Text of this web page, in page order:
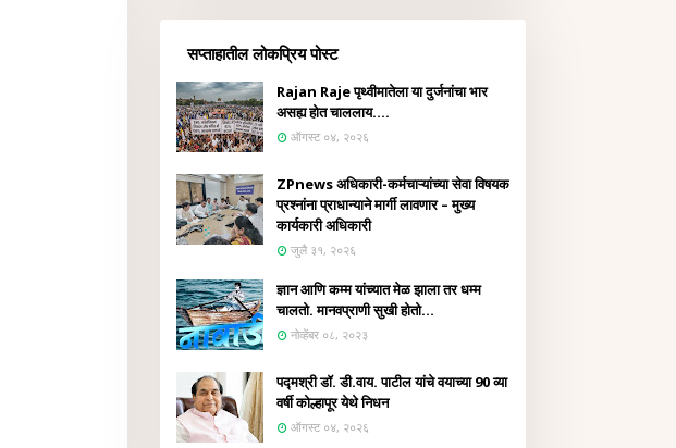
सप्ताहातील लोकप्रिय पोस्ट
Rajan Raje पृथ्वीमातेला या दुर्जनांचा भार
असह्य होत चाललाय....
ऑगस्ट ०४, २०२६
ZPnews अधिकारी-कर्मचाऱ्यांच्या सेवा विषयक
प्रश्नांना प्राधान्याने मार्गी लावणार – मुख्य
कार्यकारी अधिकारी
जुलै ३१, २०२६
ज्ञान आणि कम्म यांच्यात मेळ झाला तर धम्म
चालतो. मानवप्राणी सुखी होतो...
नोव्हेंबर ०८, २०२३
पद्मश्री डॉ. डी.वाय. पाटील यांचे वयाच्या 90 व्या
वर्षी कोल्हापूर येथे निधन
ऑगस्ट ०४, २०२६